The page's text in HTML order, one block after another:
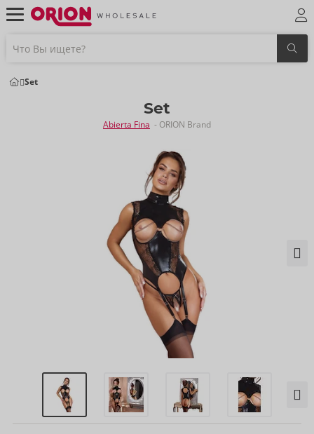
Set
Set
Abierta Fina - ORION Brand